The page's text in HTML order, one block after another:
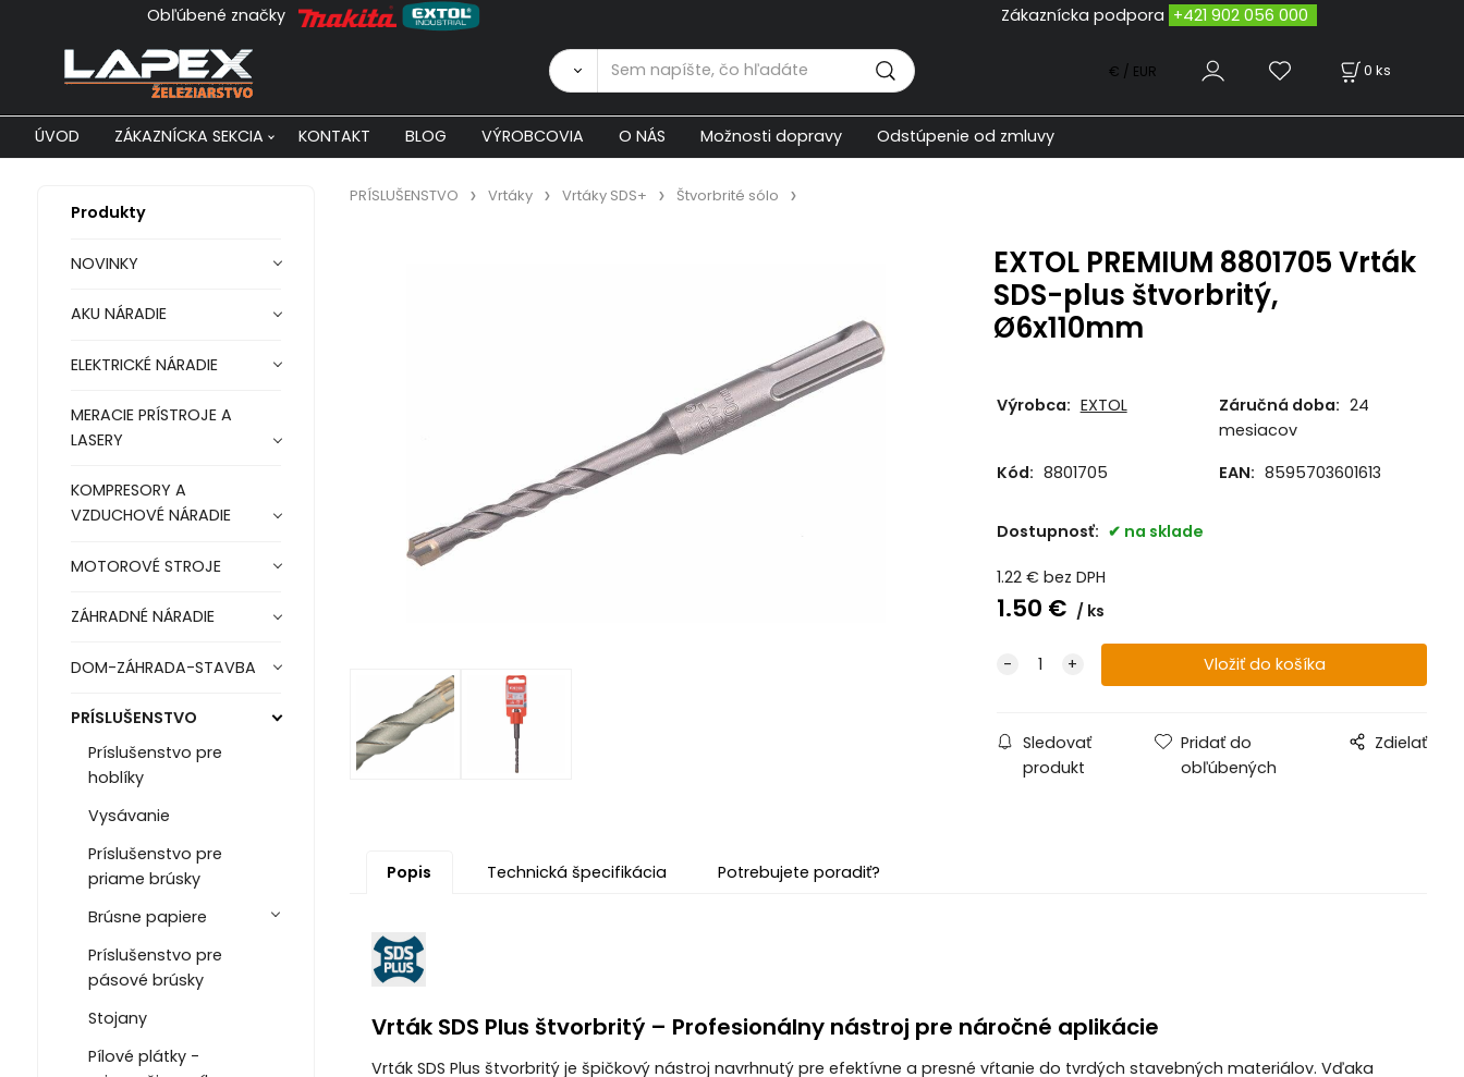
Obľúbené značky Zákaznícka podpora +421 902 056 000
0 ks
€ / EUR
ÚVOD ZÁKAZNÍCKA SEKCIA KONTAKT BLOG VÝROBCOVIA O NÁS Možnosti dopravy Odstúpenie od zmluvy
Produkty
NOVINKY
AKU NÁRADIE
ELEKTRICKÉ NÁRADIE
MERACIE PRÍSTROJE A
LASERY
KOMPRESORY A
VZDUCHOVÉ NÁRADIE
MOTOROVÉ STROJE
ZÁHRADNÉ NÁRADIE
DOM-ZÁHRADA-STAVBA
PRÍSLUŠENSTVO
Príslušenstvo pre
hoblíky
Vysávanie
Príslušenstvo pre
priame brúsky
Brúsne papiere
Príslušenstvo pre
pásové brúsky
Stojany
Pílové plátky -
PRÍSLUŠENSTVO Vrtáky Vrtáky SDS+ Štvorbrité sólo
EXTOL PREMIUM 8801705 Vrták
SDS-plus štvorbritý,
Ø6x110mm
Výrobca: EXTOL Záručná doba: 24
mesiacov
Kód: 8801705 EAN: 8595703601613
Dostupnosť: na sklade
1.22€ bez DPH
1.50 € ks
Sledovať
produkt
Pridať do
obľúbených
Zdielať
Popis Technická špecifikácia Potrebujete poradiť?
Vrták SDS Plus štvorbritý – Profesionálny nástroj pre náročné aplikácie
Vrták SDS Plus štvorbritý je špičkový nástroj navrhnutý pre efektívne a presné vŕtanie do tvrdých stavebných materiálov. Vďaka